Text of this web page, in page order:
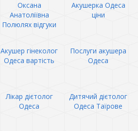
Оксана
Анатоліївна
Полюлях відгуки
Акушерка Одеса
ціни
Акушер гінеколог
Одеса вартість
Послуги акушера
Одеса
Лікар дієтолог
Одеса
Дитячий дієтолог
Одеса Таїрове